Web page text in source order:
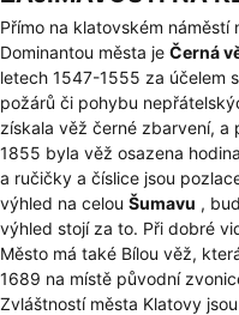
Přímo na klatovském
Dominantou města je Černá
letech 1547-1555 za účelem
požárů či pohybu
získala věž černé zbarvení, a
1855 byla věž osazena
a ručičky a číslice jsou
výhled na celou Šumavu ,
výhled stojí za to. Při dobré
Město má také Bílou věž,
1689 na místě původní
Zvláštností města Klatovy jsou